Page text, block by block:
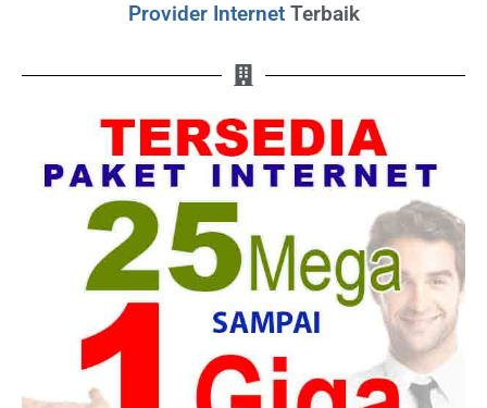
Provider Internet Terbaik